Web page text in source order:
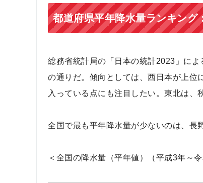
都道府県平年降水量ランキング
総務省統計局の「日本の統計2023」に
の通りだ。傾向としては、西日本が上位
入っている点にも注目したい。東北は、
全国で最も平年降水量が少ないのは、長
＜全国の降水量（平年値）（平成3年～